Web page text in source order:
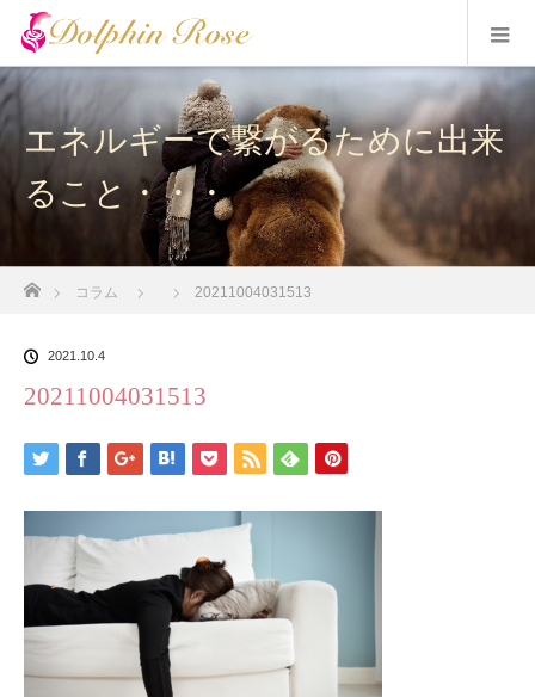
エネルギーで繋がるために出来
ること・・・
コラム 20211004031513
2021.10.4
20211004031513